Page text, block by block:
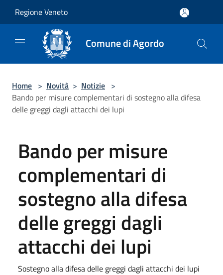
Regione Veneto
Comune di Agordo
Home > Novità > Notizie >
Bando per misure complementari di sostegno alla difesa
delle greggi dagli attacchi dei lupi
Bando per misure
complementari di
sostegno alla difesa
delle greggi dagli
attacchi dei lupi
Sostegno alla difesa delle greggi dagli attacchi dei lupi